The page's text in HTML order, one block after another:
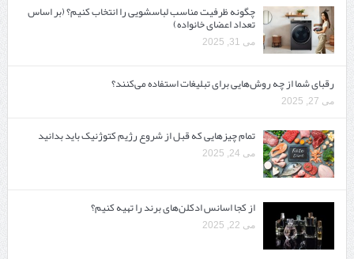
چگونه ظرفیت مناسب لباسشویی را انتخاب کنیم؟ (بر اساس
تعداد اعضای خانواده)
می 31, 2025
رقبای شما از چه روش‌هایی برای تبلیغات استفاده می‌کنند؟
می 27, 2025
تمام چیزهایی که قبل از شروع رژیم کتوژنیک باید بدانید‎
می 24, 2025
از کجا اسانس ادکلن‌های برند را تهیه کنیم؟
می 22, 2025